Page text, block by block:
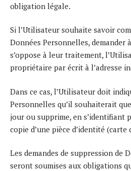
obligation légale.
Si l’Utilisateur souhaite savoir
Données Personnelles, demander
s’oppose à leur traitement,
propriétaire par écrit à l’adresse
Dans ce cas, l’Utilisateur doit
Personnelles qu’il souhaiterait
jour ou supprime, en s’identifiant
copie d’une pièce d’identité
Les demandes de suppression de
seront soumises aux obligations